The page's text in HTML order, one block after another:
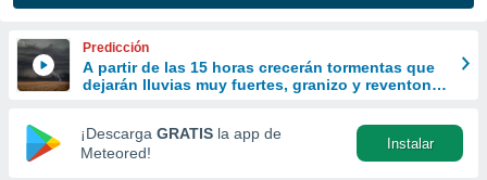
y
forma
digital
basada
Predicción
A partir de las 15 horas crecerán tormentas que
dejarán lluvias muy fuertes, granizo y reventones
¡Descarga GRATIS la app de
Meteored!
Instalar